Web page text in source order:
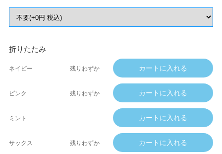
折りたたみ
ネイビー 残りわずか
ピンク 残りわずか
ミント
サックス 残りわずか